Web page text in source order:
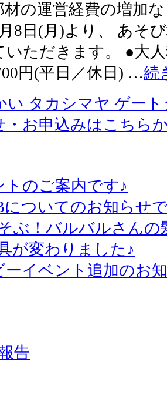
の運営経費の増加
8日(月)より、 あそ
いただきます。 ●大
円(平日／休日) …続
い タカシマヤ ゲー
・お申込みはこちら
トのご案内です♪
ついてのお知らせ
ぶ！バルバルさん
が変わりました♪
ーイベント追加のお
告